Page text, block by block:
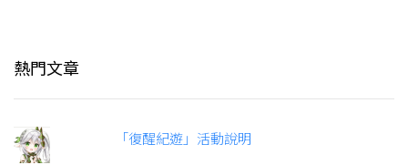
熱門文章
「復醒紀遊」活動說明